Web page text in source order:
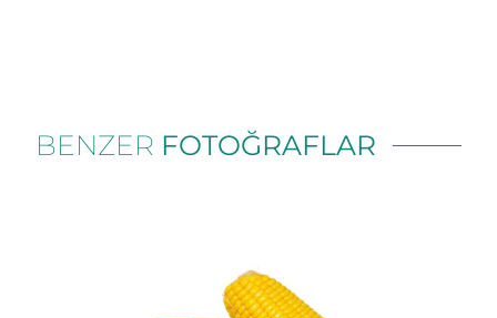
BENZER FOTOĞRAFLAR